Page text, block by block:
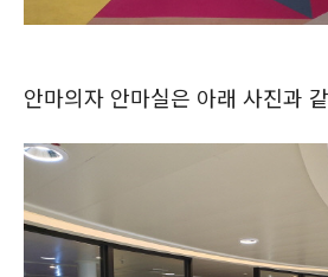
안마의자 안마실은 아래 사진과